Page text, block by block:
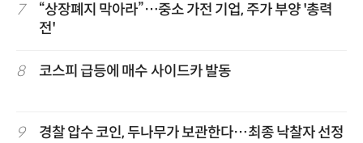
7
“상장폐지 막아라”…중소 가전 기업, 주가 부양 '총력
전'
8 코스피 급등에 매수 사이드카 발동
9 경찰 압수 코인, 두나무가 보관한다…최종 낙찰자 선정